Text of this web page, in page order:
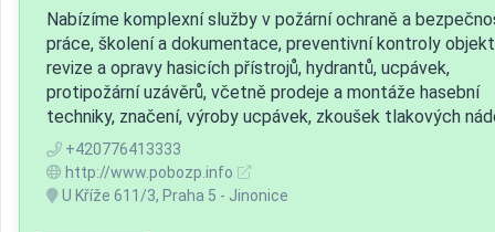
Nabízíme komplexní služby v požární ochraně a
práce, školení a dokumentace, preventivní kontroly
revize a opravy hasicích přístrojů, hydrantů, ucpávek,
protipožární uzávěrů, včetně prodeje a montáže hasební
techniky, značení, výroby ucpávek, zkoušek tlakových
+420776413333
http://www.pobozp.info
U Kříže 611/3, Praha 5 - Jinonice